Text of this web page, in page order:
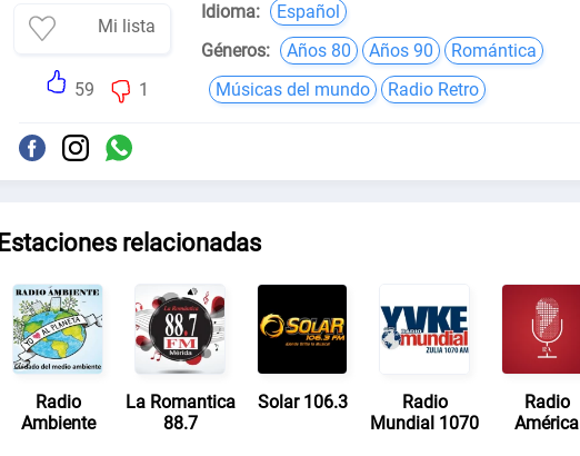
Mi lista
59 1
Idioma:
Español
Géneros:
Años 80 Años 90
Romántica
Músicas del mundo
Radio Retro
Estaciones relacionadas
Radio
Ambiente
La Romantica
88.7
Solar 106.3
Radio
Mundial 1070
Radio
América